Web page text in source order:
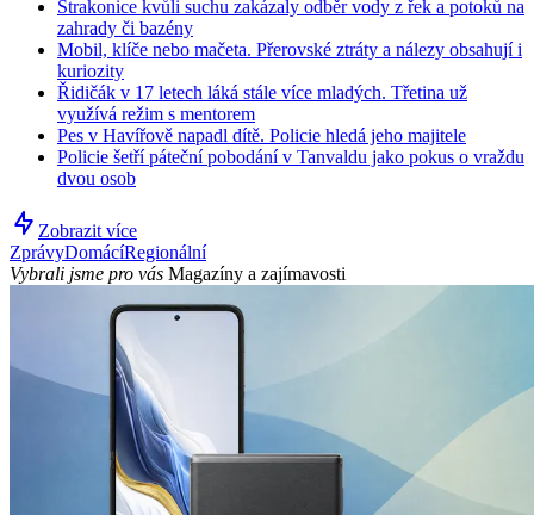
Strakonice kvůli suchu zakázaly odběr vody z řek a potoků na
zahrady či bazény
Mobil, klíče nebo mačeta. Přerovské ztráty a nálezy obsahují i
kuriozity
Řidičák v 17 letech láká stále více mladých. Třetina už
využívá režim s mentorem
Pes v Havířově napadl dítě. Policie hledá jeho majitele
Policie šetří páteční pobodání v Tanvaldu jako pokus o vraždu
dvou osob
Zobrazit více
ZprávyDomácíRegionální
Vybrali jsme pro vás Magazíny a zajímavosti